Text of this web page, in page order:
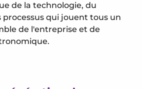
de la technologie, du
processus qui jouent tous un
de l'entreprise et de